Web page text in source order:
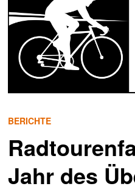
BERICHTE
Jahr des